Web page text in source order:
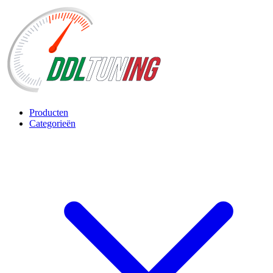
Producten
Categorieën